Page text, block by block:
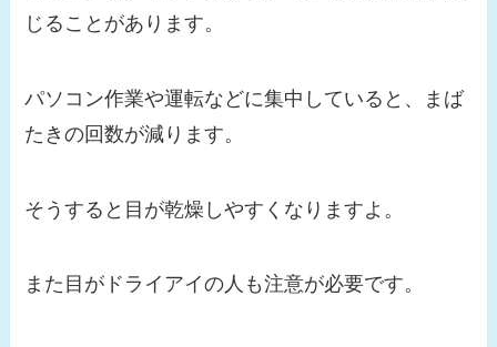
じることがあります。
パソコン作業や運転などに集中していると、まば
たきの回数が減ります。
そうすると目が乾燥しやすくなりますよ。
また目がドライアイの人も注意が必要です。